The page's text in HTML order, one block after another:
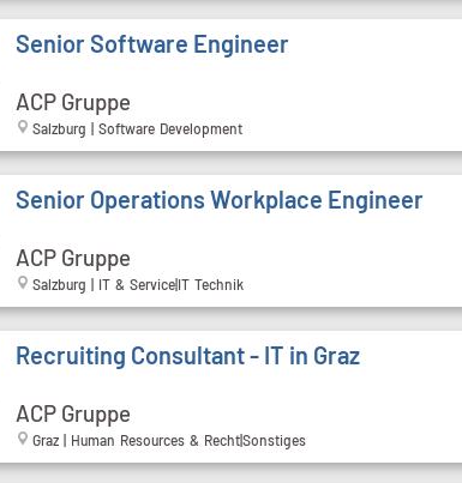
Senior Software Engineer
ACP Gruppe
Salzburg | Software Development
Senior Operations Workplace Engineer
ACP Gruppe
Salzburg | IT & Service|IT Technik
Recruiting Consultant - IT in Graz
ACP Gruppe
Graz | Human Resources & Recht|Sonstiges